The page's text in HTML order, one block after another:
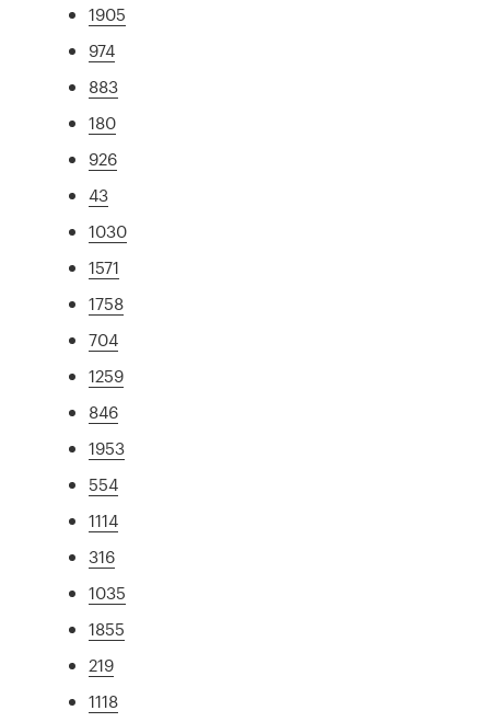
1905
974
883
180
926
43
1030
1571
1758
704
1259
846
1953
554
1114
316
1035
1855
219
1118